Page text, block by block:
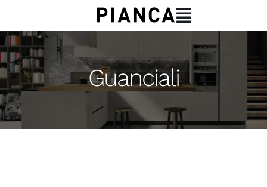
contenuto
Toggle
Navigation
PRODOTTI
SERVIZI
Guanciali